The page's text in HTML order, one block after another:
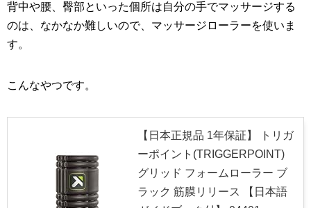
背中や腰、臀部といった個所は自分の手でマッサージする
のは、なかなか難しいので、マッサージローラーを使いま
す。
こんなやつです。
【日本正規品 1年保証】 トリガ
ーポイント(TRIGGERPOINT)
グリッド フォームローラー ブ
ラック 筋膜リリース 【日本語